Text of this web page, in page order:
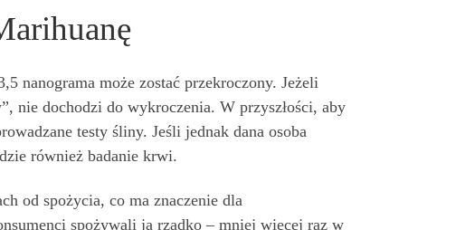
nanograma może zostać przekroczony. Jeżeli
nie dochodzi do wykroczenia. W przyszłości, aby
testy śliny. Jeśli jednak dana osoba
również badanie krwi.
od spożycia, co ma znaczenie dla
spożywali ją rzadko – mniej więcej raz w